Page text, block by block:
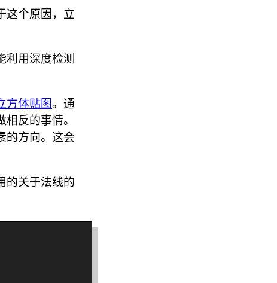
这个原因，立
利用深度检测
方体贴图。通
反的事情。
的方向。这会
的关于法线的